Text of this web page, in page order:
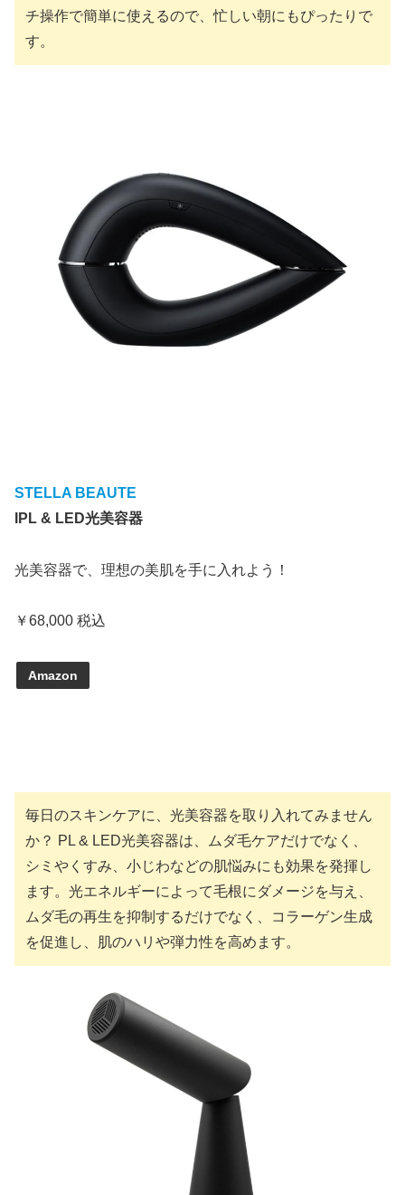
チ操作で簡単に使えるので、忙しい朝にもぴったりで
す。
STELLA BEAUTE
IPL & LED光美容器
光美容器で、理想の美肌を手に入れよう！
￥68,000 税込
Amazon
毎日のスキンケアに、光美容器を取り入れてみません
か？ PL & LED光美容器は、ムダ毛ケアだけでなく、
シミやくすみ、小じわなどの肌悩みにも効果を発揮し
ます。光エネルギーによって毛根にダメージを与え、
ムダ毛の再生を抑制するだけでなく、コラーゲン生成
を促進し、肌のハリや弾力性を高めます。